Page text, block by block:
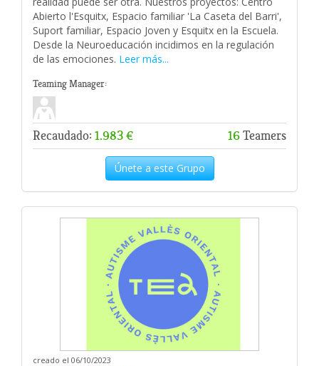
Abierto l'Esquitx, Espacio familiar 'La Caseta del Barri',
Suport familiar, Espacio Joven y Esquitx en la Escuela.
Desde la Neuroeducación incidimos en la regulación
de las emociones. Leer más...
Teaming Manager:
Recaudado: 1.983 € 16Teamers
Únete a este Grupo
creado el 06/10/2023